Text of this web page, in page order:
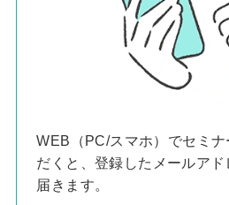
WEB（PC/スマホ）でセミ
だくと、登録したメールア
届きます。